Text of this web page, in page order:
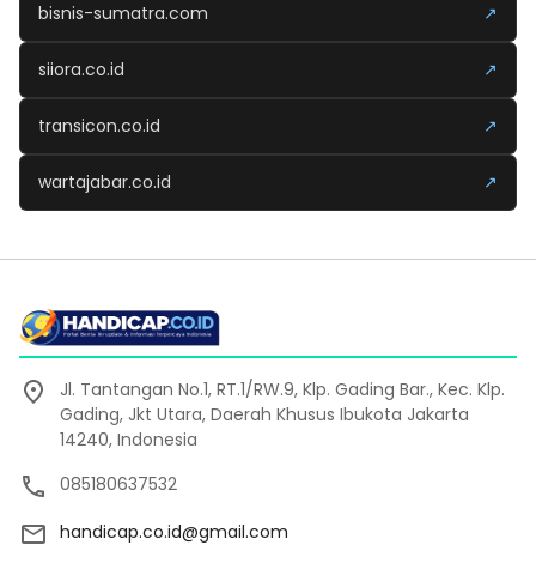
bisnis-sumatra.com ↗
siiora.co.id ↗
transicon.co.id ↗
wartajabar.co.id ↗
Jl. Tantangan No.1, RT.1/RW.9, Klp. Gading Bar., Kec. Klp.
Gading, Jkt Utara, Daerah Khusus Ibukota Jakarta
14240, Indonesia
085180637532
handicap.co.id@gmail.com